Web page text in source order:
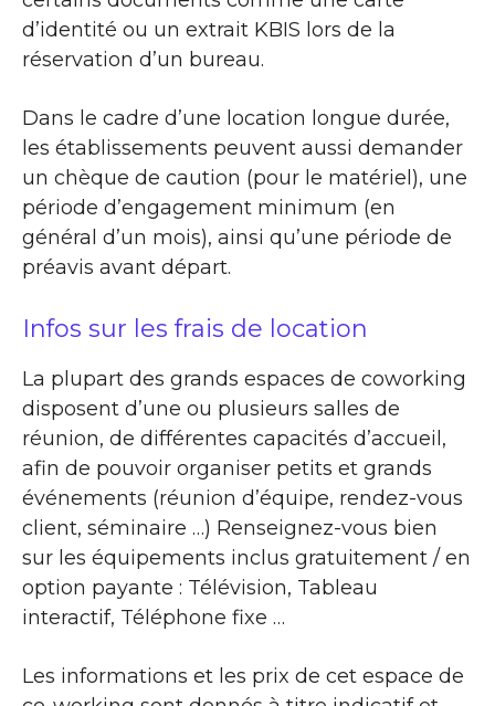
d’identité ou un extrait KBIS lors de la
réservation d’un bureau.
Dans le cadre d’une location longue durée,
les établissements peuvent aussi demander
un chèque de caution (pour le matériel), une
période d’engagement minimum (en
général d’un mois), ainsi qu’une période de
préavis avant départ.
Infos sur les frais de location
La plupart des grands espaces de coworking
disposent d’une ou plusieurs salles de
réunion, de différentes capacités d’accueil,
afin de pouvoir organiser petits et grands
événements (réunion d’équipe, rendez-vous
client, séminaire …) Renseignez-vous bien
sur les équipements inclus gratuitement / en
option payante : Télévision, Tableau
interactif, Téléphone fixe …
Les informations et les prix de cet espace de